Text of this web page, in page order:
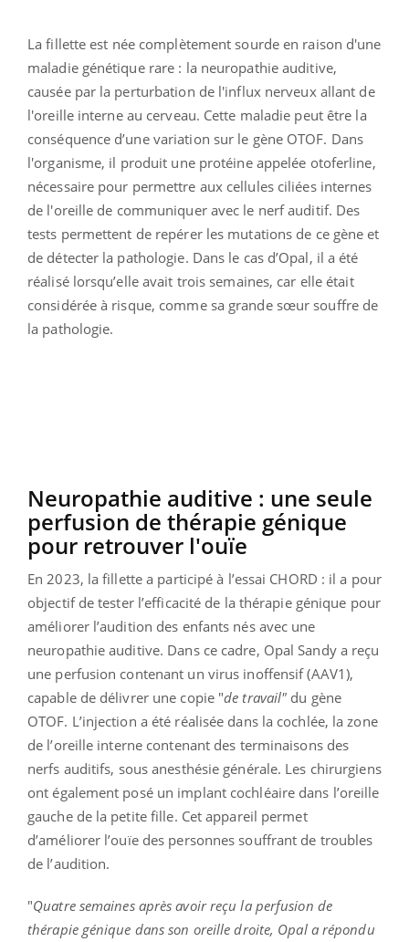
La fillette est née complètement sourde en raison d'une
maladie génétique rare : la neuropathie auditive,
causée par la perturbation de l'influx nerveux allant de
l'oreille interne au cerveau. Cette maladie peut être la
conséquence d’une variation sur le gène OTOF. Dans
l'organisme, il produit une protéine appelée otoferline,
nécessaire pour permettre aux cellules ciliées internes
de l'oreille de communiquer avec le nerf auditif. Des
tests permettent de repérer les mutations de ce gène et
de détecter la pathologie. Dans le cas d’Opal, il a été
réalisé lorsqu’elle avait trois semaines, car elle était
considérée à risque, comme sa grande sœur souffre de
la pathologie.
Neuropathie auditive : une seule
perfusion de thérapie génique
pour retrouver l'ouïe
En 2023, la fillette a participé à l’essai CHORD : il a pour
objectif de tester l’efficacité de la thérapie génique pour
améliorer l’audition des enfants nés avec une
neuropathie auditive. Dans ce cadre, Opal Sandy a reçu
une perfusion contenant un virus inoffensif (AAV1),
capable de délivrer une copie "de travail" du gène
OTOF. L’injection a été réalisée dans la cochlée, la zone
de l’oreille interne contenant des terminaisons des
nerfs auditifs, sous anesthésie générale. Les chirurgiens
ont également posé un implant cochléaire dans l’oreille
gauche de la petite fille. Cet appareil permet
d’améliorer l’ouïe des personnes souffrant de troubles
de l’audition.
"Quatre semaines après avoir reçu la perfusion de
thérapie génique dans son oreille droite, Opal a répondu